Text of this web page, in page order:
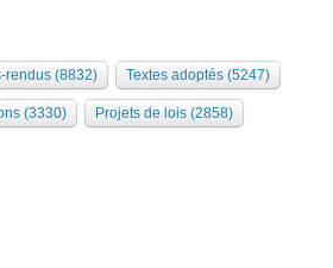
rendus (8832) Textes adoptés (5247)
(3330) Projets de lois (2858)